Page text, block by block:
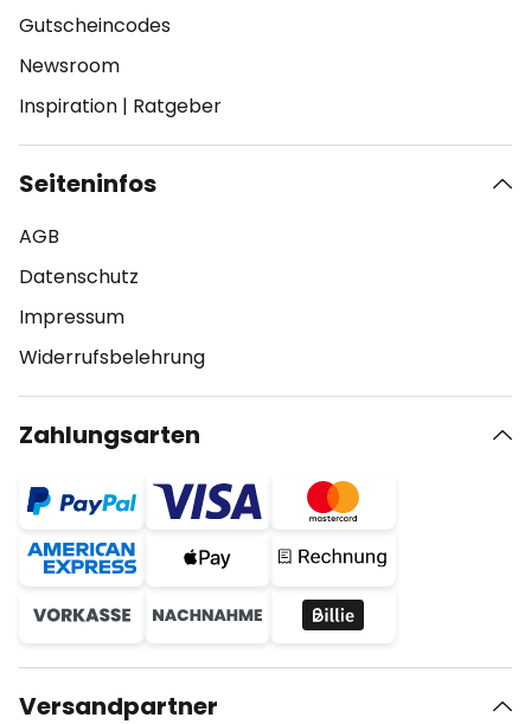
Gutscheincodes
Newsroom
Inspiration | Ratgeber
Seiteninfos
AGB
Datenschutz
Impressum
Widerrufsbelehrung
Zahlungsarten
Versandpartner